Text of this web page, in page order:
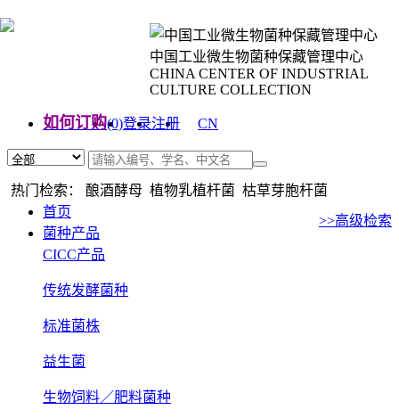
中国工业微生物菌种保藏管理中心
CHINA CENTER OF INDUSTRIAL
CULTURE COLLECTION
如何订购(0)登录注册
CN
热门检索： 酿酒酵母 植物乳植杆菌 枯草芽胞杆菌
>>高级检索
首页
菌种产品
CICC产品
传统发酵菌种
标准菌株
益生菌
生物饲料／肥料菌种